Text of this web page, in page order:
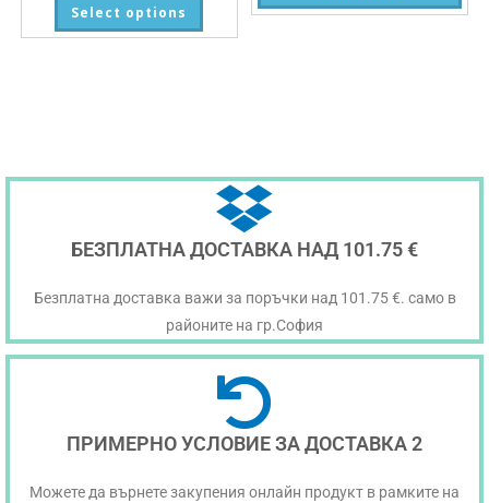
Select options
БЕЗПЛАТНА ДОСТАВКА НАД 101.75 €
Безплатна доставка важи за поръчки над 101.75 €. само в
районите на гр.София
ПРИМЕРНО УСЛОВИЕ ЗА ДОСТАВКА 2
Можете да върнете закупения онлайн продукт в рамките на